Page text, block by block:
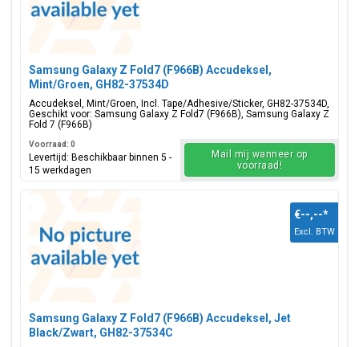
Samsung Galaxy Z Fold7 (F966B) Accudeksel,
Mint/Groen, GH82-37534D
Accudeksel, Mint/Groen, Incl. Tape/Adhesive/Sticker, GH82-37534D,
Geschikt voor: Samsung Galaxy Z Fold7 (F966B), Samsung Galaxy Z
Fold 7 (F966B)
Voorraad: 0
Levertijd: Beschikbaar binnen 5 -
15 werkdagen
Mail mij wanneer op
voorraad!
Samsung Galaxy Z Fold7 (F966B) Accudeksel, Jet
Black/Zwart, GH82-37534C
€--,--*
Excl. BTW